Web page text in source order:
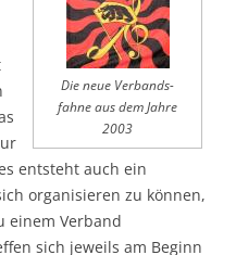
Die neue Verbands-
fahne aus dem Jahre
2003
entsteht auch ein
organisieren zu können,
einem Verband
sich jeweils am Beginn